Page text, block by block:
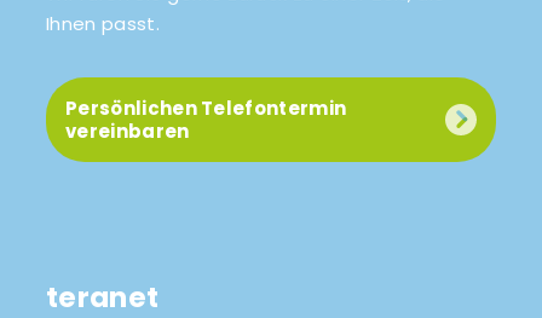
Ihnen passt.
Persönlichen Telefontermin
vereinbaren
teranet